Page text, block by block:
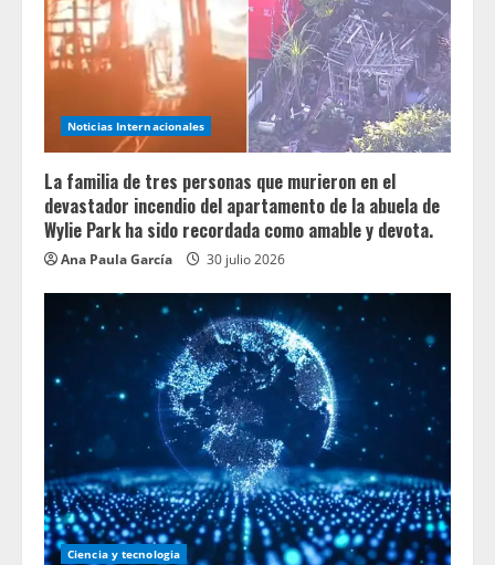
Noticias Internacionales
La familia de tres personas que murieron en el
devastador incendio del apartamento de la abuela de
Wylie Park ha sido recordada como amable y devota.
Ana Paula García 30 julio 2026
Ciencia y tecnologia